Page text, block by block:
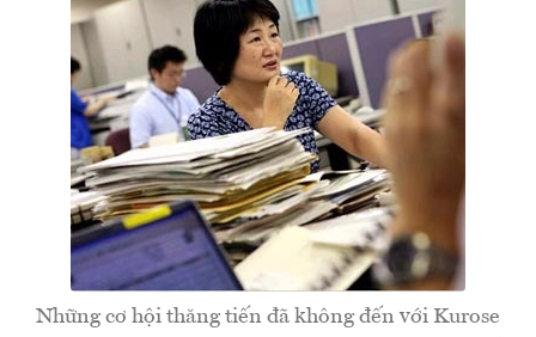
Những cơ hội thăng tiến đã không đến với Kurose